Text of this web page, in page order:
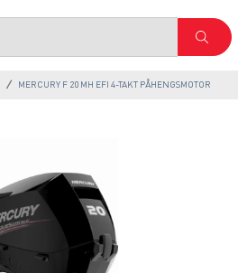
MERCURY F 20 MH EFI 4-TAKT PÅHENGSMOTOR